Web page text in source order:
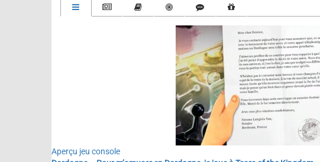
Aperçu jeu console